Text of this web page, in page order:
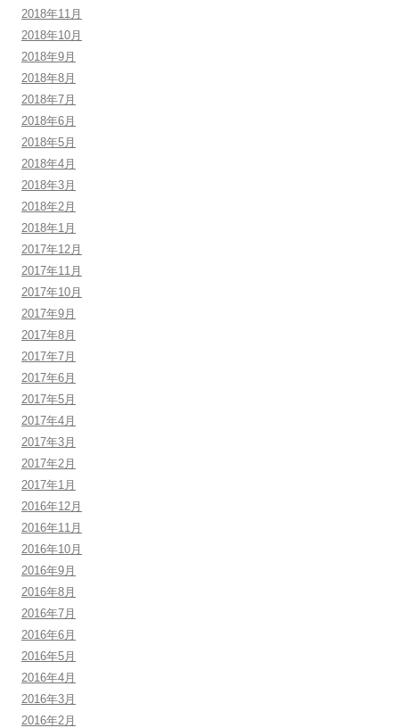
2018年11月
2018年10月
2018年9月
2018年8月
2018年7月
2018年6月
2018年5月
2018年4月
2018年3月
2018年2月
2018年1月
2017年12月
2017年11月
2017年10月
2017年9月
2017年8月
2017年7月
2017年6月
2017年5月
2017年4月
2017年3月
2017年2月
2017年1月
2016年12月
2016年11月
2016年10月
2016年9月
2016年8月
2016年7月
2016年6月
2016年5月
2016年4月
2016年3月
2016年2月